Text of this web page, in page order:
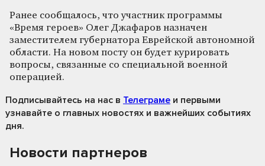
Ранее сообщалось, что участник программы
«Время героев» Олег Джафаров назначен
заместителем губернатора Еврейской автономной
области. На новом посту он будет курировать
вопросы, связанные со специальной военной
операцией.
Подписывайтесь на нас в Телеграме и первыми
узнавайте о главных новостях и важнейших событиях
дня.
Новости партнеров